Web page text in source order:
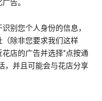
告。
别您个人身份的信息，
除非您要求我们这样
店的广告并选择“点按通
，并且可能会与花店分享